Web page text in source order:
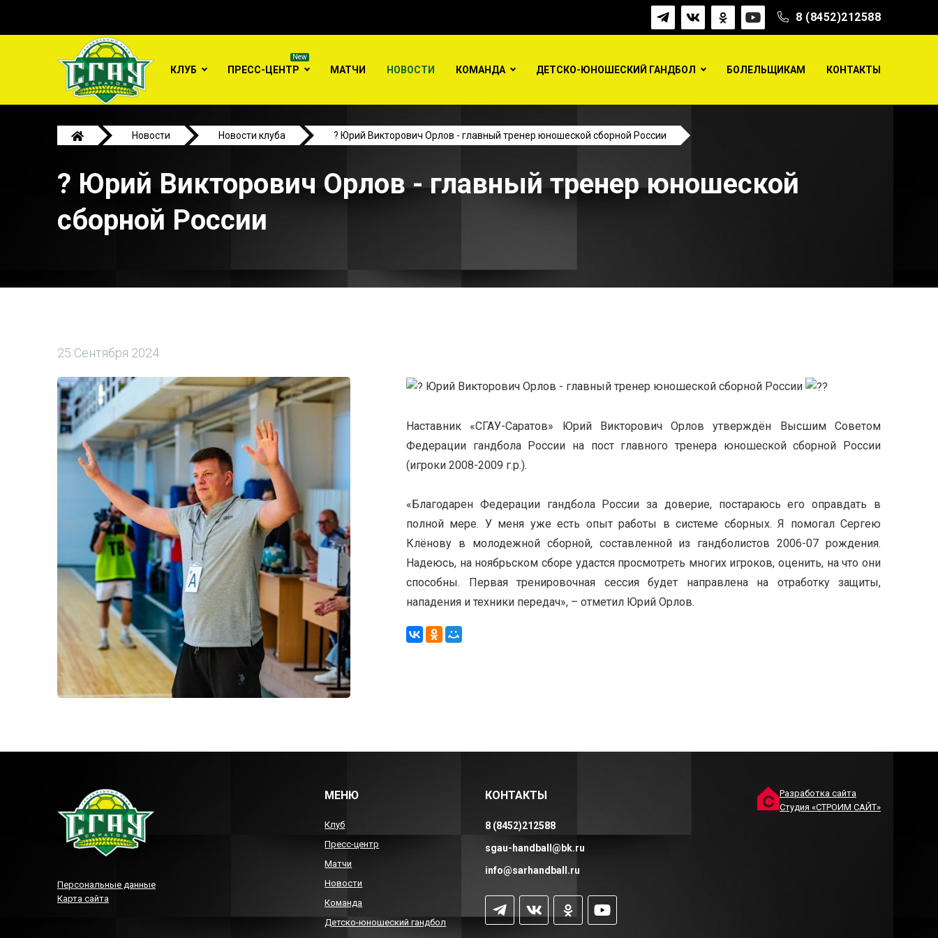
8 (8452)212588
КЛУБ ПРЕСС-ЦЕНТР МАТЧИ НОВОСТИ КОМАНДА ДЕТСКО-ЮНОШЕСКИЙ ГАНДБОЛ БОЛЕЛЬЩИКАМ КОНТАКТЫ
Новости Новости клуба ? Юрий Викторович Орлов - главный тренер юношеской сборной России
? Юрий Викторович Орлов - главный тренер юношеской
сборной России
25 Сентября 2024
Юрий Викторович Орлов - главный тренер юношеской сборной России
Наставник «СГАУ-Саратов» Юрий Викторович Орлов утверждён Высшим Советом
Федерации гандбола России на пост главного тренера юношеской сборной России
(игроки 2008-2009 г.р.).
«Благодарен Федерации гандбола России за доверие, постараюсь его оправдать в
полной мере. У меня уже есть опыт работы в системе сборных. Я помогал Сергею
Клёнову в молодежной сборной, составленной из гандболистов 2006-07 рождения.
Надеюсь, на ноябрьском сборе удастся просмотреть многих игроков, оценить, на что они
способны. Первая тренировочная сессия будет направлена на отработку защиты,
нападения и техники передач», – отметил Юрий Орлов.
Персональные данные
Карта сайта
МЕНЮ
Клуб
Пресс-центр
Матчи
Новости
Команда
Детско-юношеский гандбол
КОНТАКТЫ
8 (8452)212588
sgau-handball@bk.ru
info@sarhandball.ru
Разработка сайта
Студия «СТРОИМ САЙТ»